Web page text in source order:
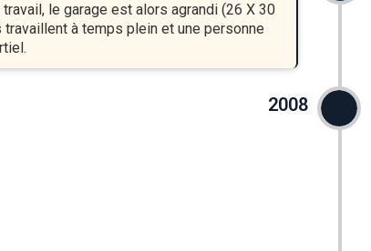
travail, le garage est alors agrandi (26 X 30
à temps plein et une personne
2008